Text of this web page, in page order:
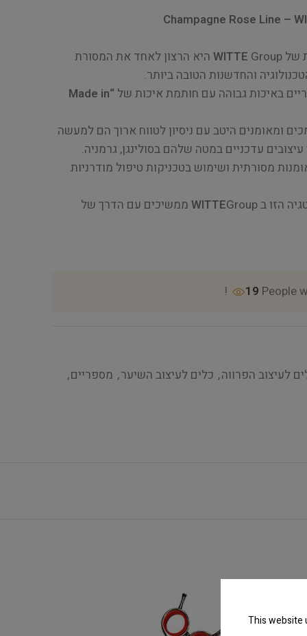
Champagne Rose Line –
של
WITTE Group היא הרצון לאחד את המסורת
והחדשנות הטובה ביותר.
“Made in
מוסמכים ומאומנים היטב עם ניסיון לטווח ארוך הם למעשה
עדכניים במטה שלהם בסולינגן, גרמניה.
מסורתית ושימוש בטכניקות טיפול מודרניות
הזו ב
WITTE Group ממשיכים עם הדרך של
19 People
לעיצוב הפרווה, כלים לעיצוב השיער, מספריים,
This website